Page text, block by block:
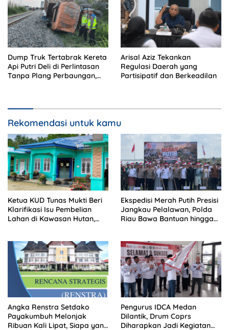
Dump Truk Tertabrak Kereta
Api Putri Deli di Perlintasan
Tanpa Plang Perbaungan,
Arisal Aziz Tekankan
Regulasi Daerah yang
Partisipatif dan Berkeadilan
Rekomendasi untuk kamu
Ketua KUD Tunas Mukti Beri
Klarifikasi Isu Pembelian
Lahan di Kawasan Hutan,
Ekspedisi Merah Putih Presisi
Jangkau Pelalawan, Polda
Riau Bawa Bantuan hingga
Angka Renstra Setdako
Payakumbuh Melonjak
Ribuan Kali Lipat, Siapa yang
Pengurus IDCA Medan
Dilantik, Drum Coprs
Diharapkan Jadi Kegiatan